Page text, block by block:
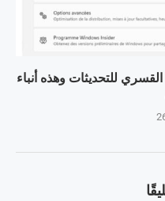
للتحديثات وهذه أنباء